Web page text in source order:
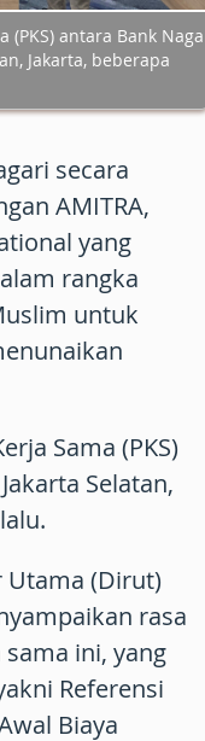
(PKS) antara Bank
Jakarta, beberapa
secara
AMITRA,
yang
rangka
untuk
Sama (PKS)
Selatan,
(Dirut)
rasa
ini, yang
Referensi
Biaya